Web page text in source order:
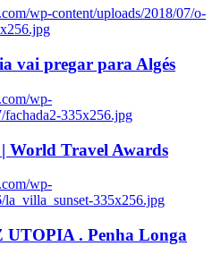
wp-content/uploads/2018/07/o-
vai pregar para Algés
wp-
fachada2-335x256.jpg
World Travel Awards
wp-
la_villa_sunset-335x256.jpg
. Penha Longa